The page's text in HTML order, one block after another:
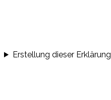
Erstellung dieser Erklärung